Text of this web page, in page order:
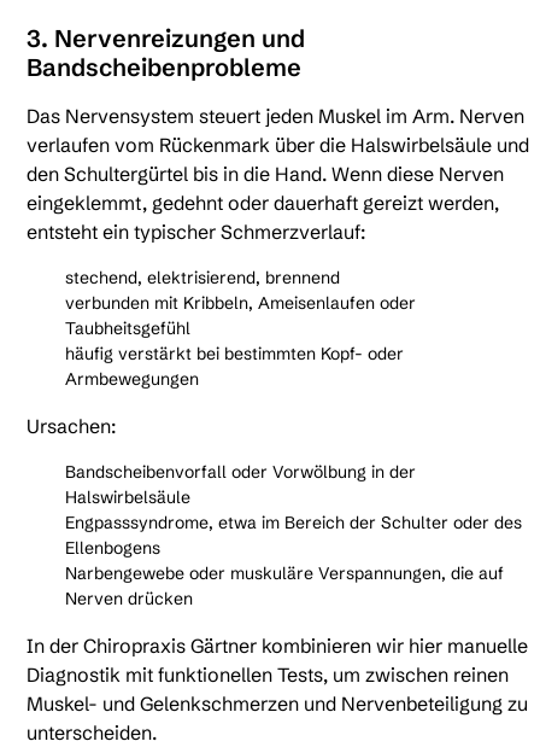
3. Nervenreizungen und
Bandscheibenprobleme
Das Nervensystem steuert jeden Muskel im Arm. Nerven
verlaufen vom Rückenmark über die Halswirbelsäule und
den Schultergürtel bis in die Hand. Wenn diese Nerven
eingeklemmt, gedehnt oder dauerhaft gereizt werden,
entsteht ein typischer Schmerzverlauf:
stechend, elektrisierend, brennend
verbunden mit Kribbeln, Ameisenlaufen oder
Taubheitsgefühl
häufig verstärkt bei bestimmten Kopf- oder
Armbewegungen
Ursachen:
Bandscheibenvorfall oder Vorwölbung in der
Halswirbelsäule
Engpasssyndrome, etwa im Bereich der Schulter oder des
Ellenbogens
Narbengewebe oder muskuläre Verspannungen, die auf
Nerven drücken
In der Chiropraxis Gärtner kombinieren wir hier manuelle
Diagnostik mit funktionellen Tests, um zwischen reinen
Muskel- und Gelenkschmerzen und Nervenbeteiligung zu
unterscheiden.